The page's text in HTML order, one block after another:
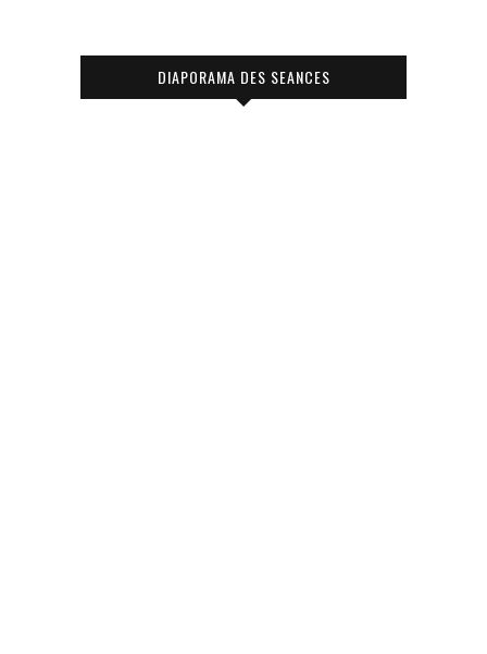
DIAPORAMA DES SEANCES